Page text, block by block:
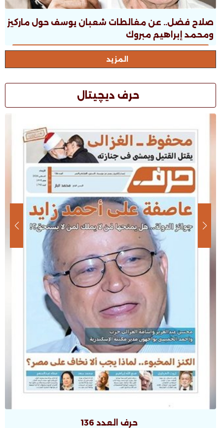
صلاح فضل.. عن مغالطات شعبان يوسف حول ماركيز
ومحمد إبراهيم مبروك
المزيد
حرف ديچيتال
حرف العدد 135